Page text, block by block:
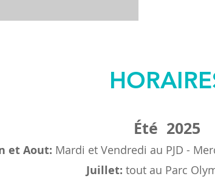
Été 2025
et Aout: Mardi et Vendredi au PJD -
Juillet: tout au Parc